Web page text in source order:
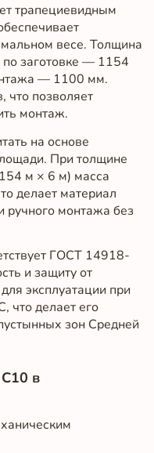
трапециевидным
весе. Толщина
заготовке — 1154
— 1100 мм.
что позволяет
монтаж.
на основе
При толщине
м × 6 м) масса
делает материал
ручного монтажа без
ГОСТ 14918-
и защиту от
эксплуатации при
что делает его
зон Средней
в